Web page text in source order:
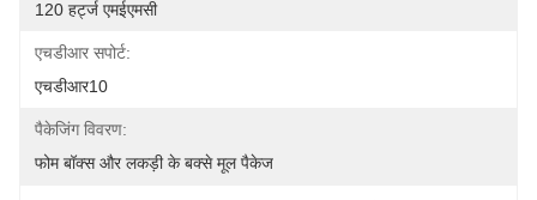
120 हर्ट्ज एमईएमसी
एचडीआर सपोर्ट:
एचडीआर10
पैकेजिंग विवरण:
फोम बॉक्स और लकड़ी के बक्से मूल पैकेज